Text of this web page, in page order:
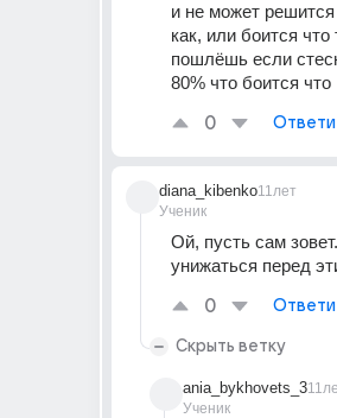
и не может
как, или боится что
пошлёшь если
80% что боится
0
diana_kibenko
Ученик
11лет
Ой, пусть сам
унижаться перед
0
Скрыть ветку
ania_bykhovets_3
Ученик